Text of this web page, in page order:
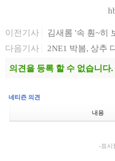
이전기사
김새롬 '속 훤~히
다음기사
2NE1 박봄, 상추
의견을 등록 할 수 없습니다.
네티즌 의견
내용
-표시